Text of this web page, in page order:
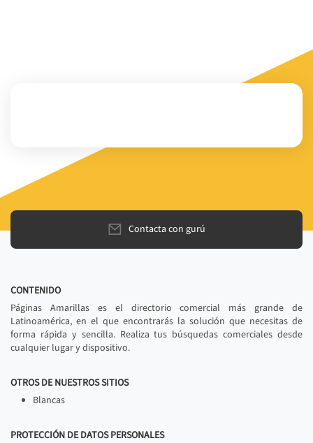
Contacta con gurú
CONTENIDO
Páginas Amarillas es el directorio comercial más grande de
Latinoamérica, en el que encontrarás la solución que necesitas de
forma rápida y sencilla. Realiza tus búsquedas comerciales desde
cualquier lugar y dispositivo.
OTROS DE NUESTROS SITIOS
Blancas
PROTECCIÓN DE DATOS PERSONALES